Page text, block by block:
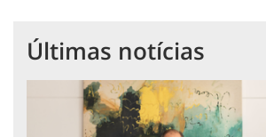
Últimas notícias